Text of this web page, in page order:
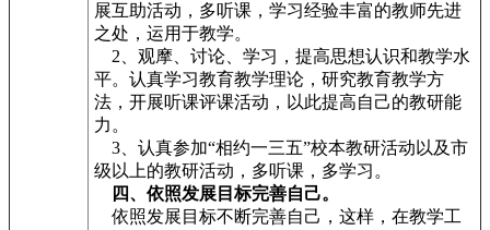
展互助活动，多听课，学习经验丰富的教师先进
之处，运用于教学。
2、观摩、讨论、学习，提高思想认识和教学水
平。认真学习教育教学理论，研究教育教学方
法，开展听课评课活动，以此提高自己的教研能
力。
3、认真参加“相约一三五”校本教研活动以及市
级以上的教研活动，多听课，多学习。
四、依照发展目标完善自己。
依照发展目标不断完善自己，这样，在教学工